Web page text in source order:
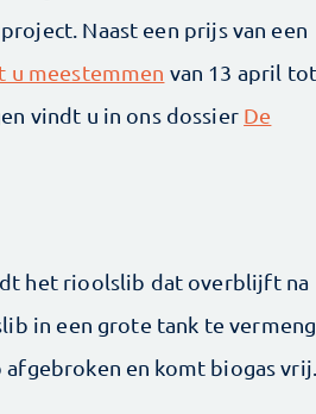
Naast een prijs van een
u meestemmen van 13 april
vindt u in ons dossier De
het rioolslib dat overblijft na
in een grote tank te
en komt biogas vrij.